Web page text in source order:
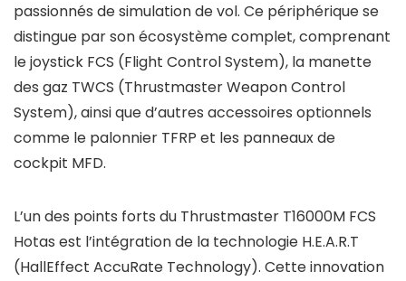
passionnés de simulation de vol. Ce périphérique se
distingue par son écosystème complet, comprenant
le joystick FCS (Flight Control System), la manette
des gaz TWCS (Thrustmaster Weapon Control
System), ainsi que d’autres accessoires optionnels
comme le palonnier TFRP et les panneaux de
cockpit MFD.
L’un des points forts du Thrustmaster T16000M FCS
Hotas est l’intégration de la technologie H.E.A.R.T
(HallEffect AccuRate Technology). Cette innovation